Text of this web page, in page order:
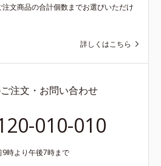
文商品の合計個数までお選びいただけ
詳しくはこちら
注文・お問い合わせ
010-010
9時より午後7時まで